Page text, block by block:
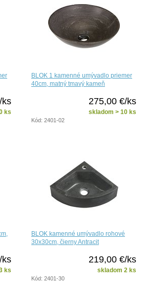
ks
ks
BLOK 1 kamenné umývadlo priemer
40cm, matný tmavý kameň
275,00 €/ks
skladom > 10 ks
Kód: 2401-02
ks
ks
BLOK kamenné umývadlo rohové
30x30cm, čierny Antracit
219,00 €/ks
skladom 2 ks
Kód: 2401-30